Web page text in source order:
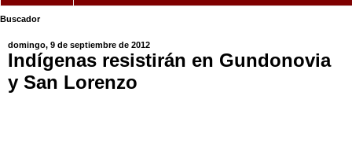
Buscador
domingo, 9 de septiembre de 2012
Indígenas resistirán en Gundonovia
y San Lorenzo